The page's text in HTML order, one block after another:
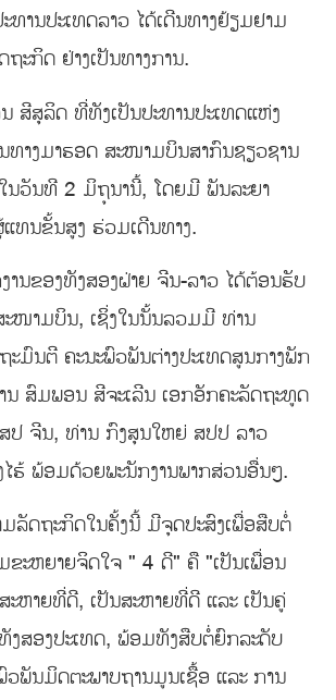
ານປະເທດລາວ ໄດ້ເດີນທາງຢ້ຽມຢາມ
ະກິດ ຢ່າງເປັນທາງການ.
ສີສຸລິດ ທີ່ທັງເປັນປະທານປະເທດແຫ່ງ
ທາງມາຮອດ ສະໜາມບິນສາກົນຊຽວຊານ
ນວັນທີ 2 ມິຖຸນານີ້, ໂດຍມີ ພັນລະຍາ
ທນຂັ້ນສູງ ຮ່ວມເດີນທາງ.
ານຂອງທັງສອງຝ່າຍ ຈີນ-ລາວ ໄດ້ຕ້ອນຮັບ
ໜາມບິນ, ເຊິ່ງໃນນັ້ນລວມມີ ທ່ານ
ະມົນຕີ ຄະນະພົວພັນຕ່າງປະເທດສູນກາງພັກ
ສົມພອນ ສີຈະເລີນ ເອກອັກຄະລັດຖະທູດ
ປ ຈີນ, ທ່ານ ກົງສຸນໃຫຍ່ ສປປ ລາວ
ໄຮ້ ພ້ອມດ້ວຍພະນັກງານພາກສ່ວນອື່ນໆ.
ລັດຖະກິດໃນຄັ້ງນີ້ ມີຈຸດປະສົງເພື່ອສືບຕໍ່
ຂະຫຍາຍຈິດໃຈ " 4 ດີ" ຄື "ເປັນເພື່ອນ
ຫາຍທີ່ດີ, ເປັນສະຫາຍທີ່ດີ ແລະ ເປັນຄູ່
ສອງປະເທດ, ພ້ອມທັງສືບຕໍ່ຍົກລະດັບ
ວພັນມິດຕະພາບຖານມູນເຊື້ອ ແລະ ການ